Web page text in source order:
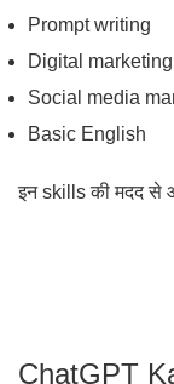
Prompt writing
Digital marketing
Social media
Basic English
इन skills की मदद से
ChatGPT